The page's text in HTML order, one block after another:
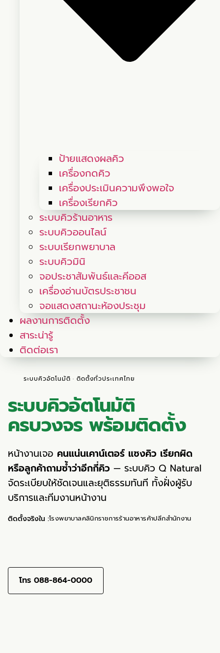
ป้ายแสดงผลคิว
เครื่องกดคิว
เครื่องประเมินความพึงพอใจ
เครื่องเรียกคิว
ระบบคิวร้านอาหาร
ระบบคิวออนไลน์
ระบบเรียกพยาบาล
ระบบคิวมินิ
จอประชาสัมพันธ์และคีออส
เครื่องอ่านบัตรประชาชน
จอแสดงสถานะห้องประชุม
ผลงานการติดตั้ง
สาระน่ารู้
ติดต่อเรา
ระบบคิวอัตโนมัติ · ติดตั้งทั่วประเทศไทย
ระบบคิวอัตโนมัติ
ครบวงจร พร้อมติดตั้ง
หน้างานเจอ คนแน่นเคาน์เตอร์ แซงคิว เรียกผิด
หรือลูกค้าถามซ้ำว่าอีกกี่คิว — ระบบคิว Q Natural
จัดระเบียบให้ชัดเจนและยุติธรรมทันที ทั้งฝั่งผู้รับ
บริการและทีมงานหน้างาน
ติดตั้งจริงใน :โรงพยาบาลคลินิกราชการร้านอาหารค้าปลีกสำนักงาน
โทร 088-864-0000